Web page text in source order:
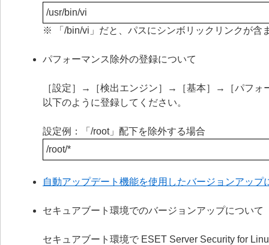
/usr/bin/vi
※ 「/bin/vi」だと、パスにシンボリックリンクが含
パフォーマンス除外の登録について
［設定］→［検出エンジン］→［基本］→［パフォ
以下のように登録してください。
設定例：「/root」配下を除外する場合
/root/*
自動アップデート機能を使用したバージョンアップ
セキュアブート環境でのバージョンアップについて
セキュアブート環境で ESET Server Security for